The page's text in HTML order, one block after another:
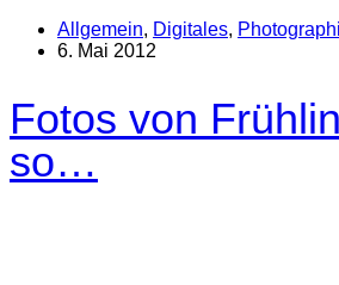
Allgemein, Digitales,
6. Mai 2012
Fotos von
so…